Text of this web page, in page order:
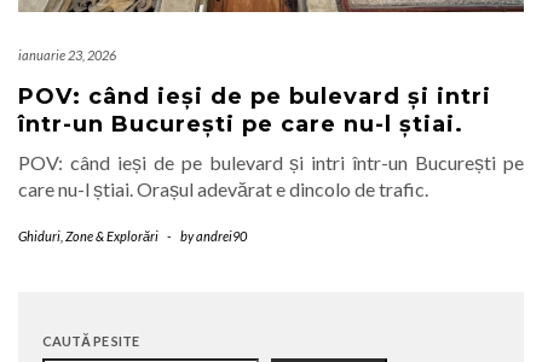
ianuarie 23, 2026
POV: când ieși de pe bulevard și intri
într-un București pe care nu-l știai.
POV: când ieși de pe bulevard și intri într-un București pe
care nu-l știai. Orașul adevărat e dincolo de trafic.
Ghiduri Zone & Explorări - byandrei90
CAUTĂ PE SITE